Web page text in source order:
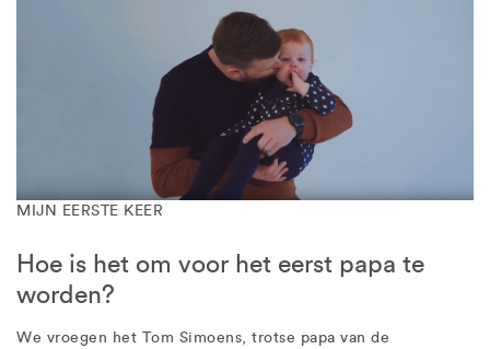
MIJN EERSTE KEER
Hoe is het om voor het eerst papa te
worden?
We vroegen het Tom Simoens, trotse papa van de